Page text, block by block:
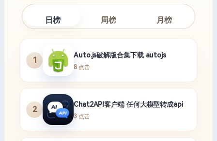
日榜 周榜 月榜
1
Auto.js破解版合集下载 autojs
8 点击
2
Chat2API客户端 任何大模型转成api
3 点击